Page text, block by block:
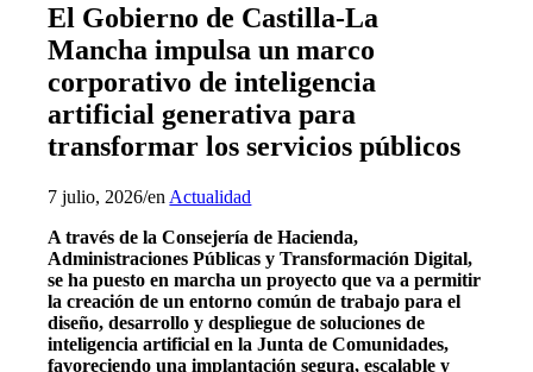
El Gobierno de Castilla-La
Mancha impulsa un marco
corporativo de inteligencia
artificial generativa para
transformar los servicios públicos
7 julio, 2026/en Actualidad
A través de la Consejería de Hacienda,
Administraciones Públicas y Transformación Digital,
se ha puesto en marcha un proyecto que va a permitir
la creación de un entorno común de trabajo para el
diseño, desarrollo y despliegue de soluciones de
inteligencia artificial en la Junta de Comunidades,
favoreciendo una implantación segura, escalable y